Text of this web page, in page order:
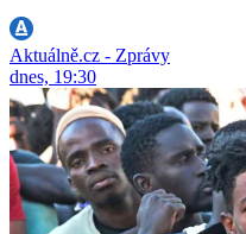
Aktuálně.cz - Zprávy
dnes, 19:30